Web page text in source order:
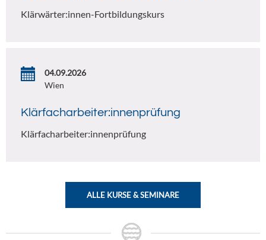
Klärwärter:innen-Fortbildungskurs
04.09.2026
Wien
Klärfacharbeiter:innenprüfung
Klärfacharbeiter:innenprüfung
ALLE KURSE & SEMINARE